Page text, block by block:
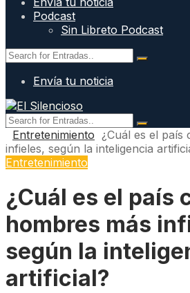
Podcast
Sin Libreto Podcast
Envía tu noticia
Entretenimiento ¿Cuál es el país
infieles, según la inteligencia
Entretenimiento
¿Cuál es el país
hombres más
según la
artificial?